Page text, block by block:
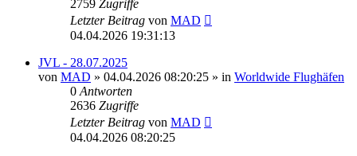
2759 Zugriffe
Letzter Beitrag von MAD
04.04.2026 19:31:13
JVL - 28.07.2025
von MAD » 04.04.2026 08:20:25 » in Worldwide Flughäfen
0 Antworten
2636 Zugriffe
Letzter Beitrag von MAD
04.04.2026 08:20:25